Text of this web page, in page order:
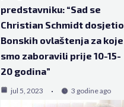
predstavniku: “Sad se
Christian Schmidt dosjetio
Bonskih ovlaštenja za koje
smo zaboravili prije 10-15-
20 godina”
jul 5, 2023 3 godine ago